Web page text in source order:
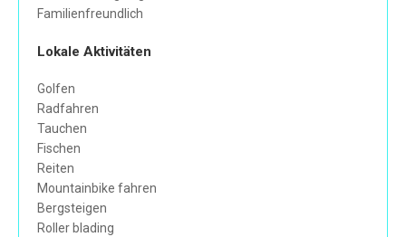
Familienfreundlich
Lokale Aktivitäten
Golfen
Radfahren
Tauchen
Fischen
Reiten
Mountainbike fahren
Bergsteigen
Roller blading